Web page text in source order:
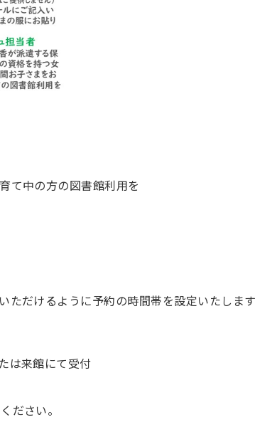
て中の方の図書館利用を
だけるように予約の時間帯を設定いたします
は来館にて受付
ださい。